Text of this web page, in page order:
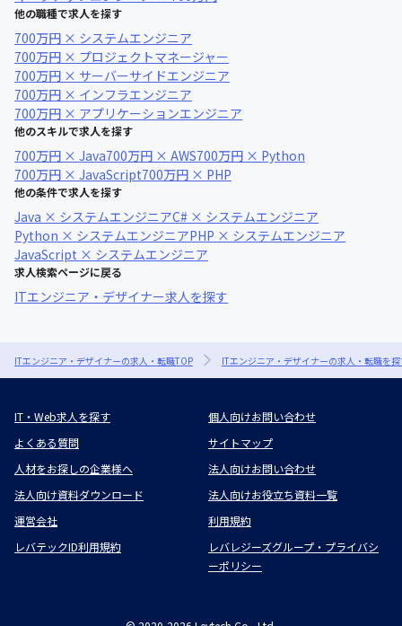
他の職種で求人を探す
700万円 × システムエンジニア
700万円 × プロジェクトマネージャー
700万円 × サーバーサイドエンジニア
700万円 × インフラエンジニア
700万円 × アプリケーションエンジニア
他のスキルで求人を探す
700万円 × Java700万円 × AWS700万円 × Python
700万円 × JavaScript700万円 × PHP
他の条件で求人を探す
Java × システムエンジニアC# × システムエンジニア
Python × システムエンジニアPHP × システムエンジニア
JavaScript × システムエンジニア
求人検索ページに戻る
ITエンジニア・デザイナー求人を探す
ITエンジニア・デザイナーの求人・転職TOP ITエンジニア・デザイナーの求人・転職を
IT・Web求人を探す
個人向けお問い合わせ
よくある質問
サイトマップ
人材をお探しの企業様へ
法人向けお問い合わせ
法人向け資料ダウンロード
法人向けお役立ち資料一覧
運営会社
利用規約
レバテックID利用規約
レバレジーズグループ・プライバシ
ーポリシー